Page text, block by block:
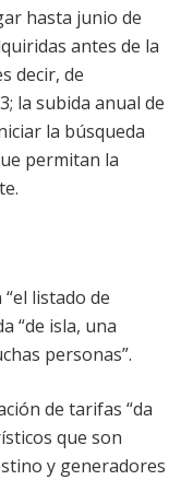
hasta junio de
antes de la
decir, de
la subida anual de
la búsqueda
permitan la
listado de
“de isla, una
personas”.
de tarifas “da
que son
y generadores